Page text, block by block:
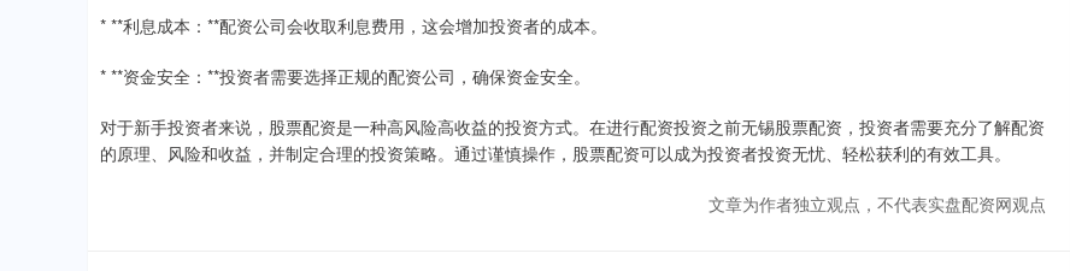
* **利息成本：**配资公司会收取利息费用，这会增加投资者的成本。
* **资金安全：**投资者需要选择正规的配资公司，确保资金安全。
对于新手投资者来说，股票配资是一种高风险高收益的投资方式。在进行配资投资之前无锡股票配资，投资者需要充分了解配资
的原理、风险和收益，并制定合理的投资策略。通过谨慎操作，股票配资可以成为投资者投资无忧、轻松获利的有效工具。
文章为作者独立观点，不代表实盘配资网观点